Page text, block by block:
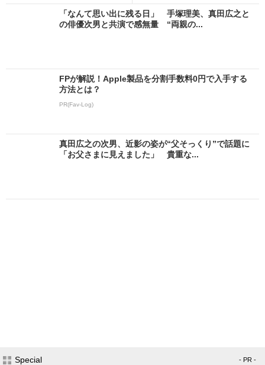
「なんて思い出に残る日」 手塚理美、真田広之と
の俳優次男と共演で感無量 “両親の...
FPが解説！Apple製品を分割手数料0円で入手する
方法とは？
PR(Fav-Log)
真田広之の次男、近影の姿が“父そっくり”で話題に
「お父さまに見えました」 貴重な...
Special - PR -